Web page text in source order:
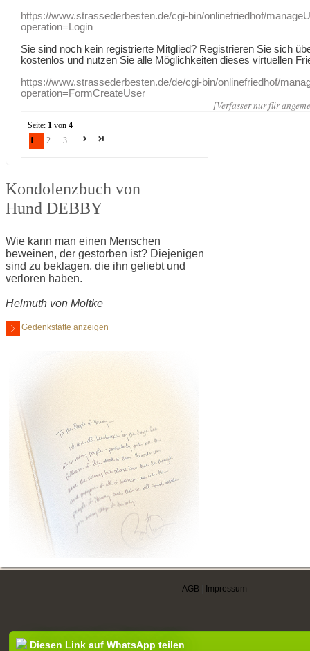
https://www.strassederbesten.de/cgi-bin/onlinefriedhof/
operation=Login
Sie sind noch kein registrierte Mitglied? Registrieren Sie sich
kostenlos und nutzen Sie alle Möglichkeiten dieses virtuellen
https://www.strassederbesten.de/de/cgi-bin/onlinefriedhof/
operation=FormCreateUser
[Verfasser nur für
Seite: 1 von4
1
2 3
Kondolenzbuch von
Hund DEBBY
Wie kann man einen Menschen
beweinen, der gestorben ist? Diejenigen
sind zu beklagen, die ihn geliebt und
verloren haben.
Helmuth von Moltke
Gedenkstätte anzeigen
AGB Impressum
Diesen Link auf WhatsApp teilen